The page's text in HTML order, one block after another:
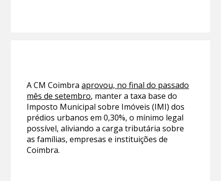
A CM Coimbraaprovou, no final do passado
mês de setembro, manter a taxa base do
Imposto Municipal sobre Imóveis (IMI) dos
prédios urbanos em 0,30%, o mínimo legal
possível, aliviando a carga tributária sobre
as famílias, empresas e instituições de
Coimbra.